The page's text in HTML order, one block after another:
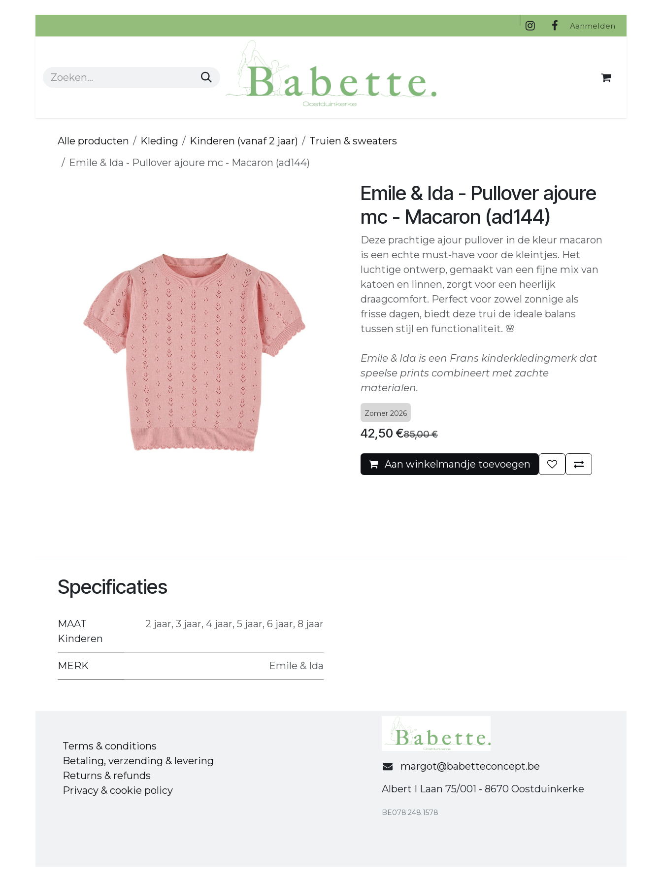
Aanmelden
Alle producten Kleding Kinderen (vanaf 2 jaar)
Truien & sweaters
Emile & Ida - Pullover ajoure mc - Macaron (ad144)
Emile & Ida - Pullover ajoure
mc - Macaron (ad144)
Deze prachtige ajour pullover in de kleur macaron
is een echte must-have voor de kleintjes. Het
luchtige ontwerp, gemaakt van een fijne mix van
katoen en linnen, zorgt voor een heerlijk
draagcomfort. Perfect voor zowel zonnige als
frisse dagen, biedt deze trui de ideale balans
tussen stijl en functionaliteit. 🌸
Emile & Ida is een Frans kinderkledingmerk dat
speelse prints combineert met zachte
materialen.
Zomer 2026
42,50 €85,00€
Aan winkelmandje toevoegen
Specificaties
MAAT
Kinderen
2 jaar, 3 jaar, 4 jaar, 5 jaar, 6 jaar, 8 jaar
MERK Emile & Ida
Terms & conditions
Betaling, verzending & levering
Returns & refunds
Privacy & cookie policy
margot@babetteconcept.be
Albert I Laan 75/001 - 8670 Oostduinkerke
BE078.248.1578